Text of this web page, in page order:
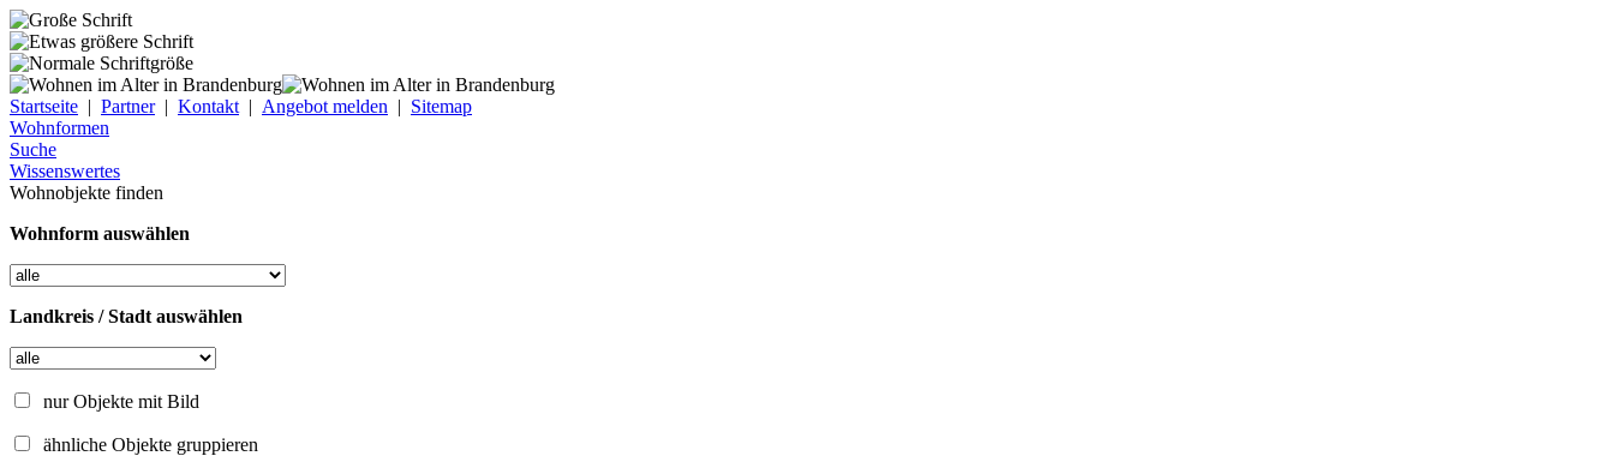
Startseite | Partner| Kontakt | Angebot melden | Sitemap
Wohnformen
Suche
Wissenswertes
Wohnobjekte finden
Wohnform auswählen
Landkreis / Stadt auswählen
nur Objekte mit Bild
ähnliche Objekte gruppieren